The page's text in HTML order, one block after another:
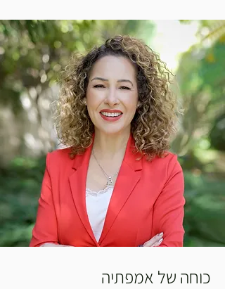
כוחה של אמפתיה